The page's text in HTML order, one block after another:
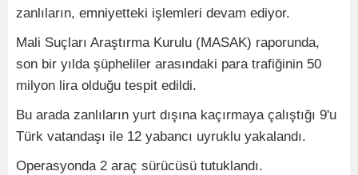
zanlıların, emniyetteki işlemleri devam ediyor.
Mali Suçları Araştırma Kurulu (MASAK) raporunda,
son bir yılda şüpheliler arasındaki para trafiğinin 50
milyon lira olduğu tespit edildi.
Bu arada zanlıların yurt dışına kaçırmaya çalıştığı 9'u
Türk vatandaşı ile 12 yabancı uyruklu yakalandı.
Operasyonda 2 araç sürücüsü tutuklandı.